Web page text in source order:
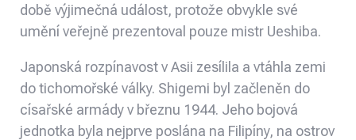
době výjimečná událost, protože obvykle své
umění veřejně prezentoval pouze mistr Ueshiba.
Japonská rozpínavost v Asii zesílila a vtáhla zemi
do tichomořské války. Shigemi byl začleněn do
císařské armády v březnu 1944. Jeho bojová
jednotka byla nejprve poslána na Filipíny, na ostrov